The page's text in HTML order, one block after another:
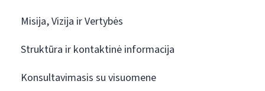
Misija, Vizija ir Vertybės
Struktūra ir kontaktinė informacija
Konsultavimasis su visuomene